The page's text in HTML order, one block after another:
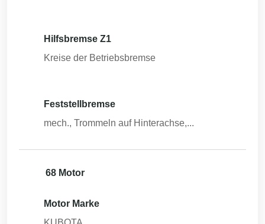
Hilfsbremse Z1
Kreise der Betriebsbremse
Feststellbremse
mech., Trommeln auf Hinterachse,...
68 Motor
Motor Marke